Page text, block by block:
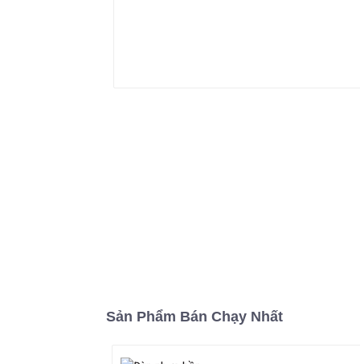
Sản Phẩm Bán Chạy Nhất